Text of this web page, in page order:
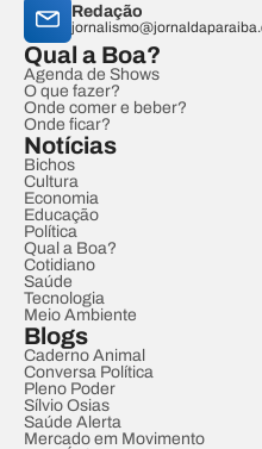
Redação
Qual a Boa?
Agenda de Shows
O que fazer?
Onde comer e beber?
Onde ficar?
Notícias
Bichos
Cultura
Economia
Educação
Política
Qual a Boa?
Cotidiano
Saúde
Tecnologia
Meio Ambiente
Blogs
Caderno Animal
Conversa Política
Pleno Poder
Sílvio Osias
Saúde Alerta
Mercado em Movimento